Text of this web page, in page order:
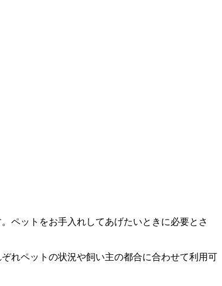
ペットをお手入れしてあげたいときに必要とさ
れペットの状況や飼い主の都合に合わせて利用可